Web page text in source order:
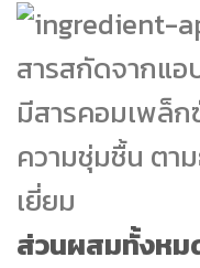
สารสกัดจากแอ
มีสารคอมเพล็ก
ความชุ่มชื้น ตา
เยี่ยม
ส่วนผสมทั้งหม